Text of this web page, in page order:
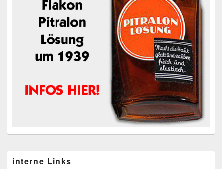
interne Links